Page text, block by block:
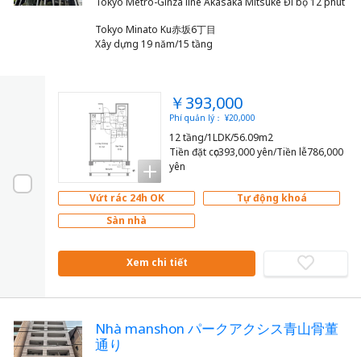
Tokyo Minato Ku赤坂6丁目
Xây dựng 19 năm/15 tầng
￥393,000
Phí quản lý： ¥20,000
12 tầng/1LDK/56.09m2
Tiền đặt cọc393,000 yên/Tiền lễ786,000
yên
Vứt rác 24h OK
Tự động khoá
Sàn nhà
Xem chi tiết
Nhà manshon パークアクシス青山骨董
通り